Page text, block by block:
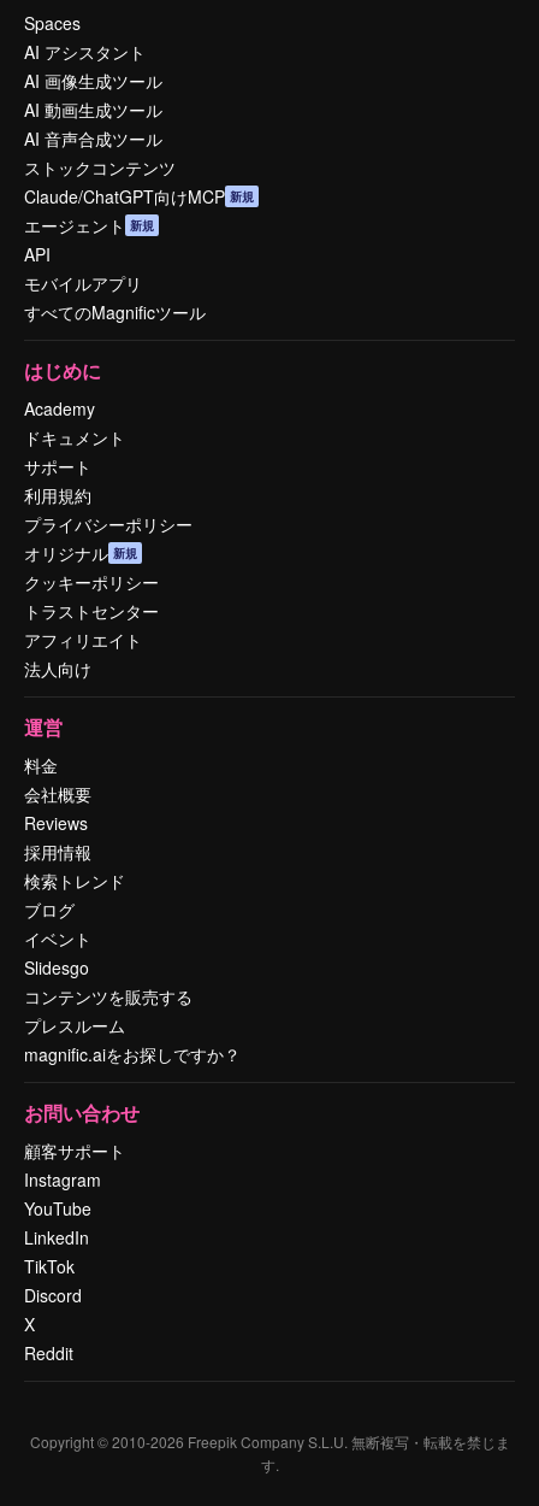
Spaces
AI アシスタント
AI 画像生成ツール
AI 動画生成ツール
AI 音声合成ツール
ストックコンテンツ
Claude/ChatGPT向けMCP 新規
エージェント 新規
API
モバイルアプリ
すべてのMagnificツール
はじめに
Academy
ドキュメント
サポート
利用規約
プライバシーポリシー
オリジナル 新規
クッキーポリシー
トラストセンター
アフィリエイト
法人向け
運営
料金
会社概要
Reviews
採用情報
検索トレンド
ブログ
イベント
Slidesgo
コンテンツを販売する
プレスルーム
magnific.aiをお探しですか？
お問い合わせ
顧客サポート
Instagram
YouTube
LinkedIn
TikTok
Discord
X
Reddit
Copyright © 2010-2026 Freepik Company S.L.U. 無断複写・転載を禁じま
す.